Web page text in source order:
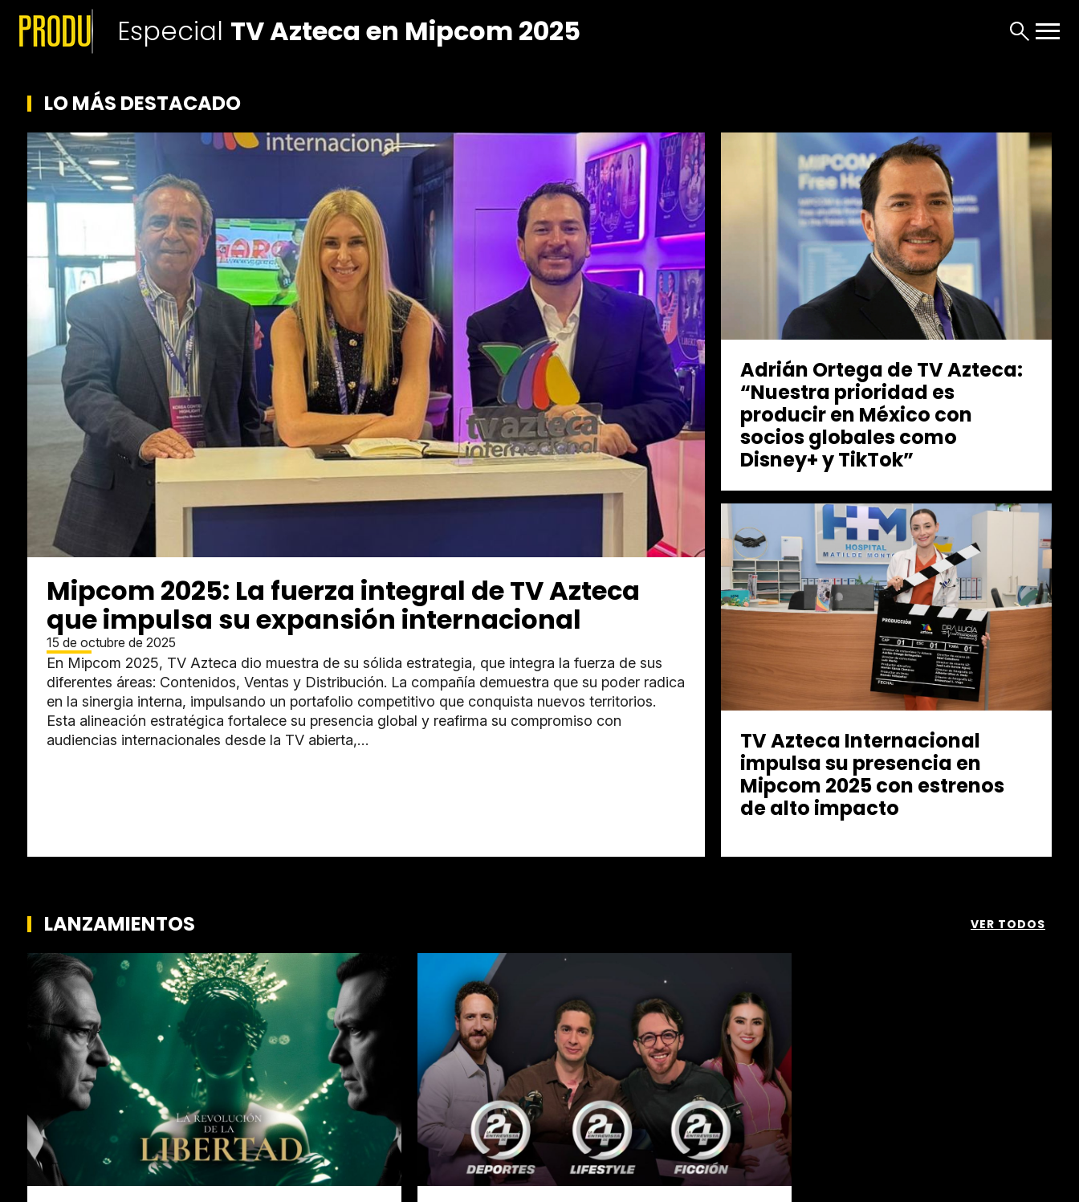
Especial TV Azteca en Mipcom 2025
LO MÁS DESTACADO
Mipcom 2025: La fuerza integral de TV Azteca
que impulsa su expansión internacional
15 de octubre de 2025
En Mipcom 2025, TV Azteca dio muestra de su sólida estrategia, que integra la fuerza de sus
diferentes áreas: Contenidos, Ventas y Distribución. La compañía demuestra que su poder radica
en la sinergia interna, impulsando un portafolio competitivo que conquista nuevos territorios.
Esta alineación estratégica fortalece su presencia global y reafirma su compromiso con
audiencias internacionales desde la TV abierta,…
Adrián Ortega de TV Azteca:
“Nuestra prioridad es
producir en México con
socios globales como
Disney+ y TikTok”
TV Azteca Internacional
impulsa su presencia en
Mipcom 2025 con estrenos
de alto impacto
LANZAMIENTOS VER TODOS